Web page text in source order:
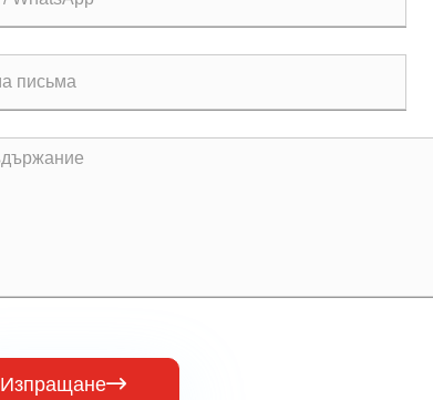
Изпращане